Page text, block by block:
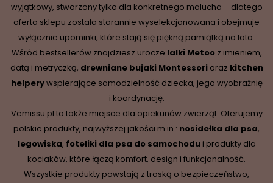
wyjątkowy, stworzony tylko dla konkretnego malucha – dlatego
oferta sklepu została starannie wyselekcjonowana i obejmuje
wyłącznie upominki, które stają się piękną pamiątką na lata.
Wśród bestsellerów znajdziesz urocze lalki Metoo z imieniem,
datą i metryczką, drewniane bujaki Montessorioraz kitchen
helperywspierające samodzielność dziecka, jego wyobraźnię
i koordynację.
Vemissu.pl to także miejsce dla opiekunów zwierząt. Oferujemy
polskie produkty, najwyższej jakości m.in.: nosidełka dla psa,
legowiska, foteliki dla psa do samochodui produkty dla
kociaków, które łączą komfort, design i funkcjonalność.
Wszystkie produkty powstają z troską o bezpieczeństwo,